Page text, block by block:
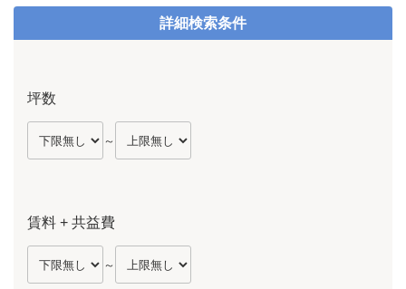
詳細検索条件
坪数
～
賃料 + 共益費
～